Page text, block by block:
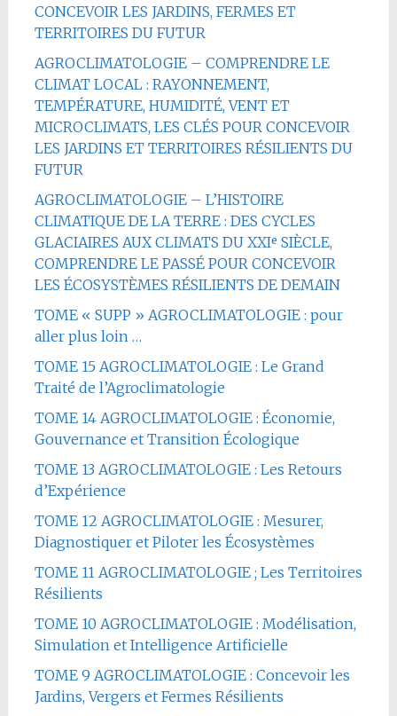
CONCEVOIR LES JARDINS, FERMES ET
TERRITOIRES DU FUTUR
AGROCLIMATOLOGIE – COMPRENDRE LE
CLIMAT LOCAL : RAYONNEMENT,
TEMPÉRATURE, HUMIDITÉ, VENT ET
MICROCLIMATS, LES CLÉS POUR CONCEVOIR
LES JARDINS ET TERRITOIRES RÉSILIENTS DU
FUTUR
AGROCLIMATOLOGIE – L’HISTOIRE
CLIMATIQUE DE LA TERRE : DES CYCLES
GLACIAIRES AUX CLIMATS DU XXIᵉ SIÈCLE,
COMPRENDRE LE PASSÉ POUR CONCEVOIR
LES ÉCOSYSTÈMES RÉSILIENTS DE DEMAIN
TOME « SUPP » AGROCLIMATOLOGIE : pour
aller plus loin …
TOME 15 AGROCLIMATOLOGIE : Le Grand
Traité de l’Agroclimatologie
TOME 14 AGROCLIMATOLOGIE : Économie,
Gouvernance et Transition Écologique
TOME 13 AGROCLIMATOLOGIE : Les Retours
d’Expérience
TOME 12 AGROCLIMATOLOGIE : Mesurer,
Diagnostiquer et Piloter les Écosystèmes
TOME 11 AGROCLIMATOLOGIE ; Les Territoires
Résilients
TOME 10 AGROCLIMATOLOGIE : Modélisation,
Simulation et Intelligence Artificielle
TOME 9 AGROCLIMATOLOGIE : Concevoir les
Jardins, Vergers et Fermes Résilients